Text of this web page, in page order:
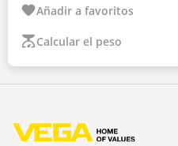
Añadir a favoritos
Calcular el peso